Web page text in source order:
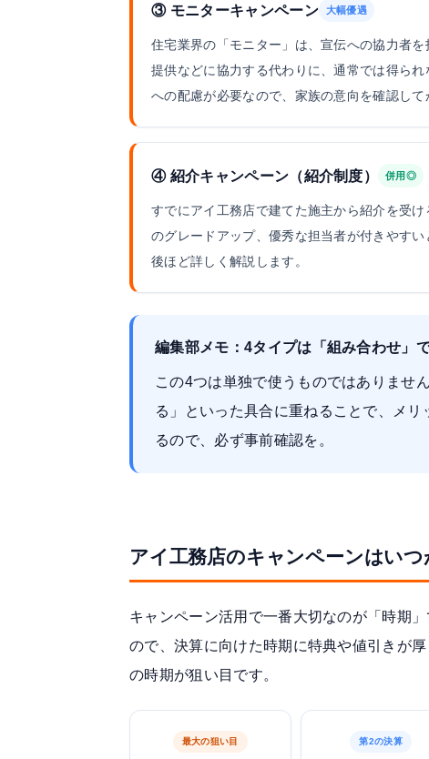
③ モニターキャンペーン 大幅優遇
住宅業界の「モニター」は、宣伝への協力者
提供などに協力する代わりに、通常では得ら
への配慮が必要なので、家族の意向を確認して
④ 紹介キャンペーン（紹介制度） 併用◎
すでにアイ工務店で建てた施主から紹介を受
のグレードアップ、優秀な担当者が付きやす
後ほど詳しく解説します。
編集部メモ：4タイプは「組み合わせ」
この4つは単独で使うものではありませ
る」といった具合に重ねることで、メ
るので、必ず事前確認を。
アイ工務店のキャンペーンはい
キャンペーン活用で一番大切なのが「時期
ので、決算に向けた時期に特典や値引きが
の時期が狙い目です。
最大の狙い目 第2の決算